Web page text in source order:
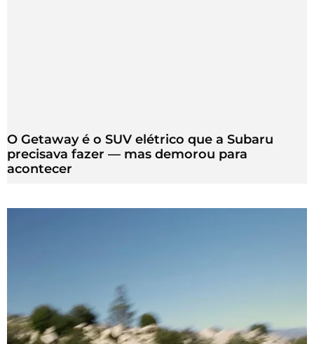
O Getaway é o SUV elétrico que a Subaru
precisava fazer — mas demorou para
acontecer